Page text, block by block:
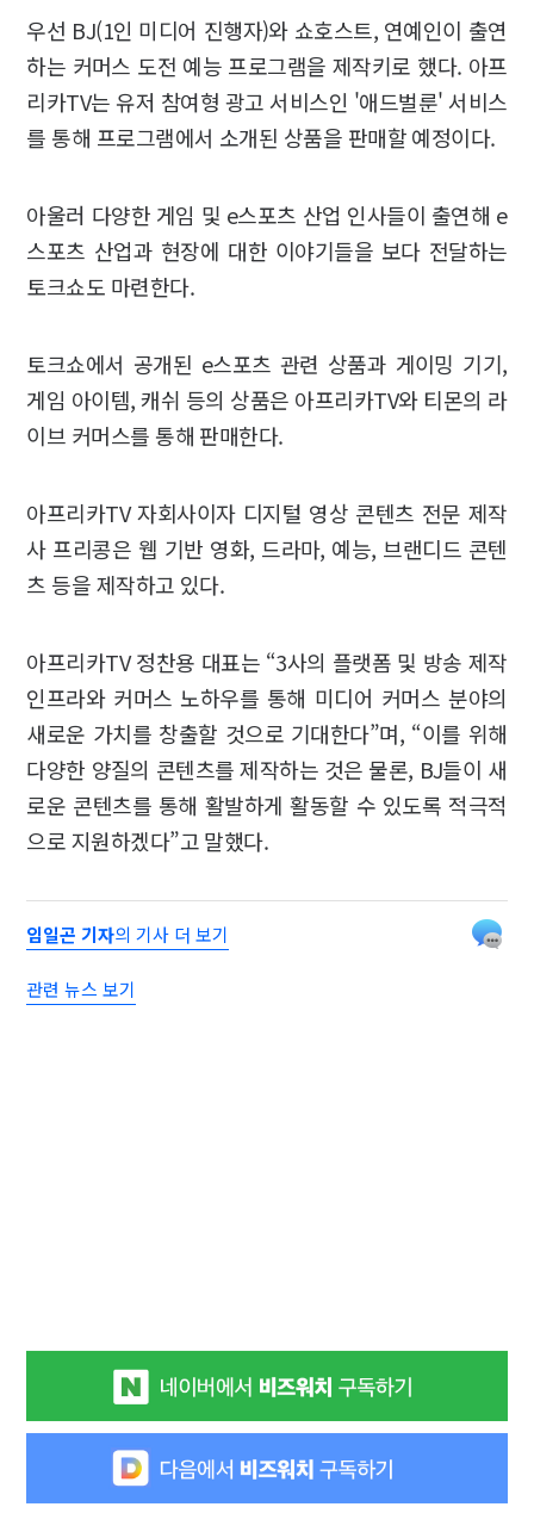
우선 BJ(1인 미디어 진행자)와 쇼호스트, 연예인이 출연
하는 커머스 도전 예능 프로그램을 제작키로 했다. 아프
리카TV는 유저 참여형 광고 서비스인 '애드벌룬' 서비스
를 통해 프로그램에서 소개된 상품을 판매할 예정이다.
아울러 다양한 게임 및 e스포츠 산업 인사들이 출연해 e
스포츠 산업과 현장에 대한 이야기들을 보다 전달하는
토크쇼도 마련한다.
토크쇼에서 공개된 e스포츠 관련 상품과 게이밍 기기,
게임 아이템, 캐쉬 등의 상품은 아프리카TV와 티몬의 라
이브 커머스를 통해 판매한다.
아프리카TV 자회사이자 디지털 영상 콘텐츠 전문 제작
사 프리콩은 웹 기반 영화, 드라마, 예능, 브랜디드 콘텐
츠 등을 제작하고 있다.
아프리카TV 정찬용 대표는 “3사의 플랫폼 및 방송 제작
인프라와 커머스 노하우를 통해 미디어 커머스 분야의
새로운 가치를 창출할 것으로 기대한다”며, “이를 위해
다양한 양질의 콘텐츠를 제작하는 것은 물론, BJ들이 새
로운 콘텐츠를 통해 활발하게 활동할 수 있도록 적극적
으로 지원하겠다”고 말했다.
임일곤 기자의 기사 더 보기
관련 뉴스 보기